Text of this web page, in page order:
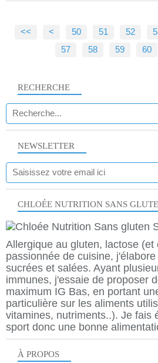
<< < 10
20
30
40
50 51 52
57
58 59 60
NEWSLETTER
RECHERCHE
CHLOÉE NUTRITION SANS
Allergique au gluten, lactose (et
passionnée de cuisine,
sucrées et salées. Ayant
immunes, j'essaie de proposer
maximum IG Bas, en portant
particulière sur les aliments
vitamines, nutriments..). Je fais
sport donc une bonne
À PROPOS